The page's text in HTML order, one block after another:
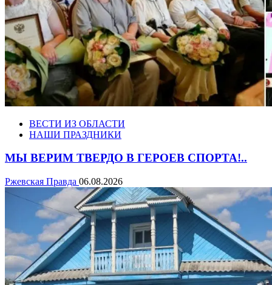
ВЕСТИ ИЗ ОБЛАСТИ
НАШИ ПРАЗДНИКИ
МЫ ВЕРИМ ТВЕРДО В ГЕРОЕВ СПОРТА!..
Ржевская Правда 06.08.2026